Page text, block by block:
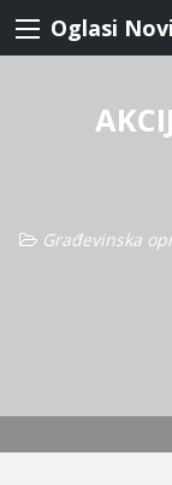
Oglasi
Građevinska